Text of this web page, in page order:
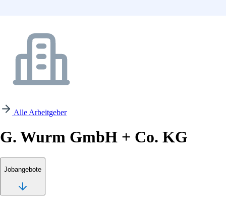
Alle Arbeitgeber
G. Wurm GmbH + Co. KG
Jobangebote